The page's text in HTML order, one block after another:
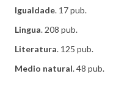
Igualdade. 17 pub.
Lingua. 208 pub.
Literatura. 125 pub.
Medio natural. 48 pub.